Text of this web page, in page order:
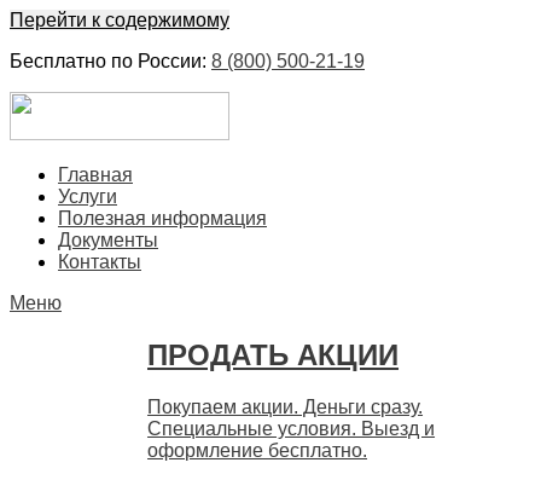
Перейти к содержимому
Бесплатно по России: 8 (800) 500-21-19
БыстроГлавная
Услуги
Полезная информация
Документы
Контакты
Меню
ПРОДАТЬ АКЦИИ
Покупаем акции. Деньги сразу.
Специальные условия. Выезд и
оформление бесплатно.